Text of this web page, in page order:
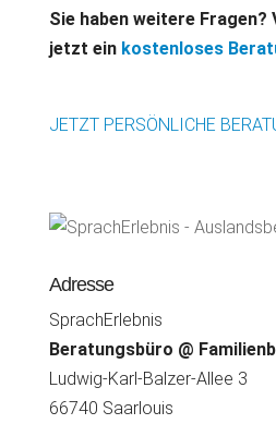
Sie haben weitere Fragen?
jetzt ein kostenloses
JETZT PERSÖNLICHE
Adresse
SprachErlebnis
Beratungsbüro @
Ludwig-Karl-Balzer-Allee 3
66740 Saarlouis